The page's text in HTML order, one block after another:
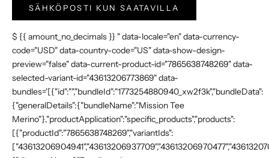
SÄHKÖPOSTI KUN SAATAVILLA
$ {{ amount_no_decimals }} " data-locale="en" data-currency-
code="USD" data-country-code="US" data-show-design-
preview="false" data-current-product-id="7865638748269" data-
selected-variant-id="43613206773869" data-
bundles='[{"id":"","bundleId":"1773254880940_xw2f3k","bundleData":
{"generalDetails":{"bundleName":"Mission Tee
Merino"},"productApplication":"specific_products","products":
[{"productId":"7865638748269","variantIds":